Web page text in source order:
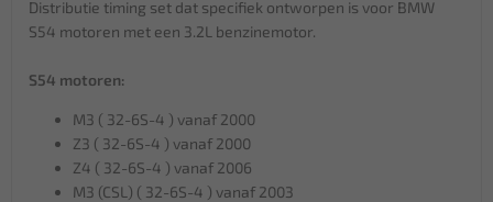
Distributie timing set dat specifiek ontworpen is voor BMW
S54 motoren met een 3.2L benzinemotor.
S54 motoren:
M3 ( 32-6S-4 ) vanaf 2000
Z3 ( 32-6S-4 ) vanaf 2000
Z4 ( 32-6S-4 ) vanaf 2006
M3 (CSL) ( 32-6S-4 ) vanaf 2003